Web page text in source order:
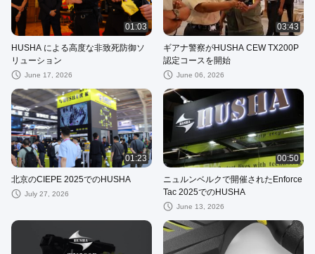
01:03
HUSHA による高度な非致死防御ソ
リューション
June 17, 2026
03:43
ギアナ警察がHUSHA CEW TX200P
認定コースを開始
June 06, 2026
01:23
北京のCIEPE 2025でのHUSHA
July 27, 2026
00:50
ニュルンベルクで開催されたEnforce
Tac 2025でのHUSHA
June 13, 2026